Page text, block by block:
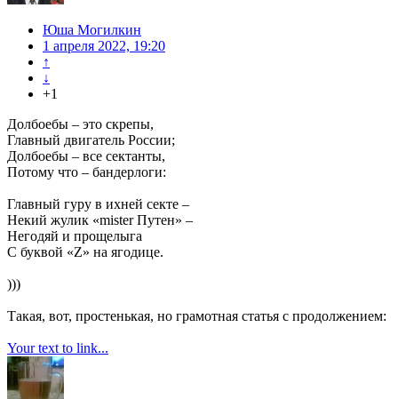
Юша Могилкин
1 апреля 2022, 19:20
↑
↓
+1
Долбоебы – это скрепы,
Главный двигатель России;
Долбоебы – все сектанты,
Потому что – бандерлоги:
Главный гуру в ихней секте –
Некий жулик «mister Путен» –
Негодяй и прощелыга
С буквой «Z» на ягодице.
)))
Такая, вот, простенькая, но грамотная статья с продолжением:
Your text to link...